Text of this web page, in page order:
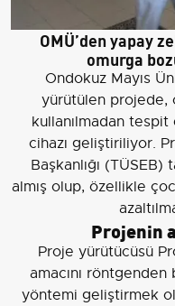
OMÜ’den yapay
omurga
Ondokuz Mayıs
yürütülen projede,
kullanılmadan
cihazı geliştiriliyor.
Başkanlığı (TÜSEB)
almış olup, özellikle
Projenin
Proje yürütücüsü
amacını röntgenden
yöntemi geliştirmek